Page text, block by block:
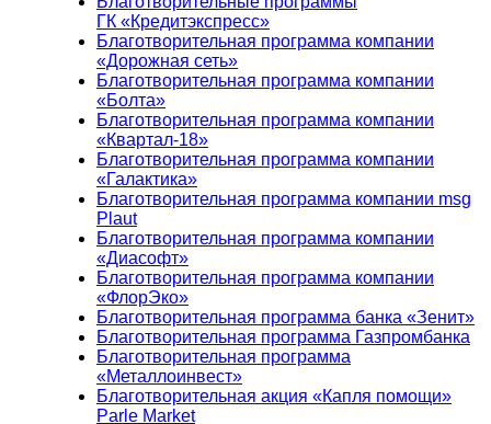
ГК «Кредитэкспресс»
Благотворительная программа компании
«Дорожная сеть»
Благотворительная программа компании
«Болта»
Благотворительная программа компании
«Квартал-18»
Благотворительная программа компании
«Галактика»
Благотворительная программа компании msg
Plaut
Благотворительная программа компании
«Диасофт»
Благотворительная программа компании
«ФлорЭко»
Благотворительная программа банка «Зенит»
Благотворительная программа Газпромбанка
Благотворительная программа
«Металлоинвест»
Благотворительная акция «Капля помощи»
Parle Market